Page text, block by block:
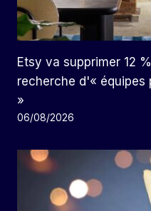
Etsy va supprimer 12
recherche d'« équipes
»
06/08/2026